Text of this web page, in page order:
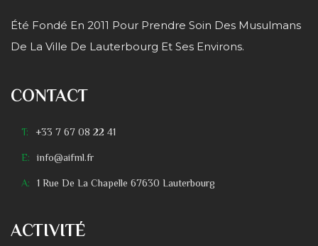
Été Fondé En 2011 Pour Prendre Soin Des Musulmans
De La Ville De Lauterbourg Et Ses Environs.
CONTACT
T: +33 7 67 08 22 41
E: info@aifml.fr
A: 1 Rue De La Chapelle 67630 Lauterbourg
ACTIVITÉ